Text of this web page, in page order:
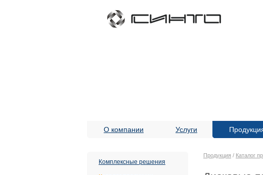
О компании Услуги
Комплексные решения
Продукция / Каталог